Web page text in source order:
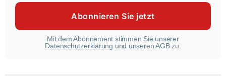
Mit dem Abonnement stimmen Sie unserer
Datenschutzerklärung und unseren AGB zu.